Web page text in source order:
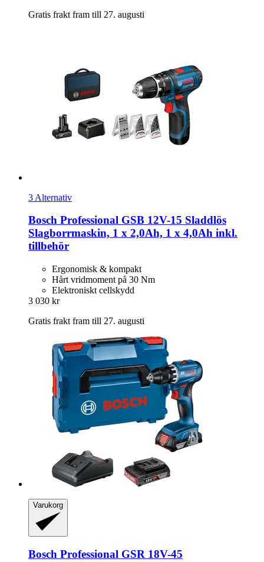
Gratis frakt fram till 27. augusti
3 Alternativ
Bosch Professional GSB 12V-​15 Sladdlös
Slagborrmaskin, 1 x 2,0Ah, 1 x 4,0Ah inkl.
tillbehör
Ergonomisk & kompakt
Hårt vridmoment på 30 Nm
Elektroniskt cellskydd
3 030 kr
Gratis frakt fram till 27. augusti
Varukorg
Bosch Professional GSR 18V-​45